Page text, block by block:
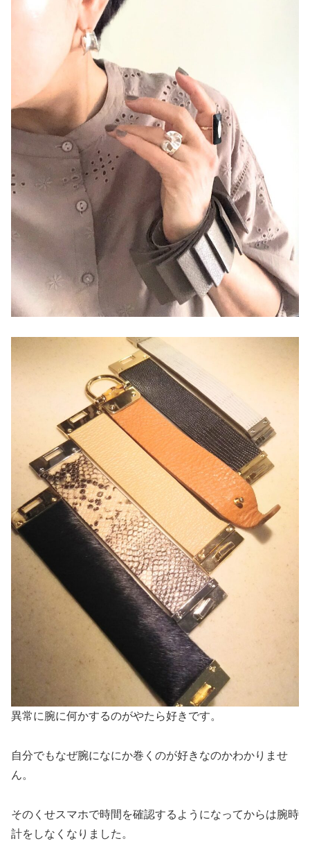
異常に腕に何かするのがやたら好きです。
自分でもなぜ腕になにか巻くのが好きなのかわかりませ
ん。
そのくせスマホで時間を確認するようになってからは腕時
計をしなくなりました。